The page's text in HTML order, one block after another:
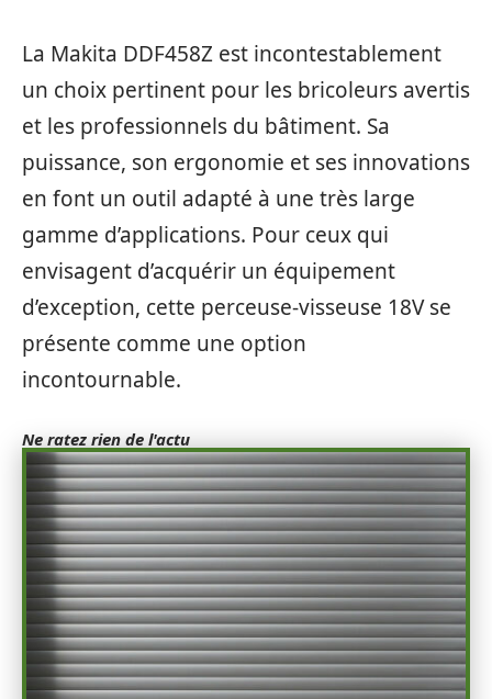
La Makita DDF458Z est incontestablement
un choix pertinent pour les bricoleurs avertis
et les professionnels du bâtiment. Sa
puissance, son ergonomie et ses innovations
en font un outil adapté à une très large
gamme d’applications. Pour ceux qui
envisagent d’acquérir un équipement
d’exception, cette perceuse-visseuse 18V se
présente comme une option
incontournable.
Ne ratez rien de l'actu